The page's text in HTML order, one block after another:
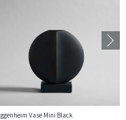
Vase Mini Black